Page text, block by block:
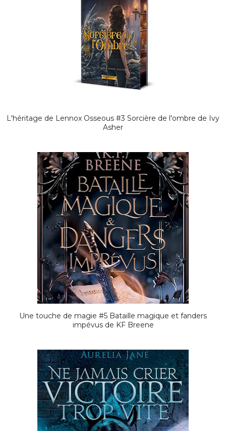
L'héritage de Lennox Osseous #3 Sorcière de l'ombre de Ivy
Asher
Une touche de magie #5 Bataille magique et fanders
impévus de KF Breene